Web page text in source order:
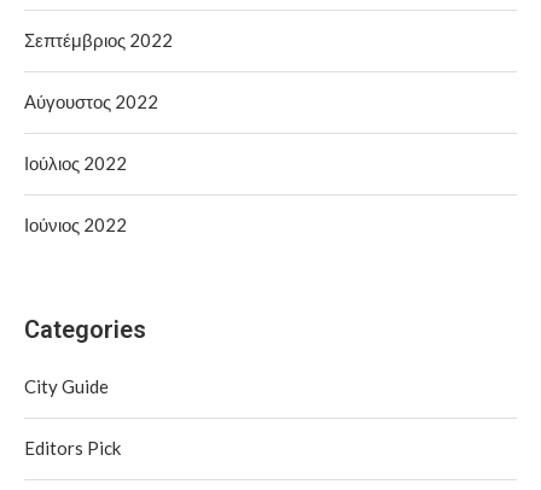
Σεπτέμβριος 2022
Αύγουστος 2022
Ιούλιος 2022
Ιούνιος 2022
Categories
City Guide
Editors Pick